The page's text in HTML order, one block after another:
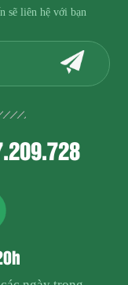
sẽ liên hệ với bạn